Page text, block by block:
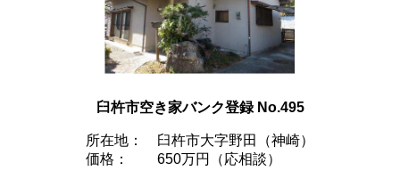
臼杵市空き家バンク登録 No.495
所在地：
臼杵市大字野田（神崎）
価格：
650万円（応相談）